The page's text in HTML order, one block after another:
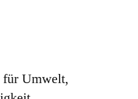
Umwelt,